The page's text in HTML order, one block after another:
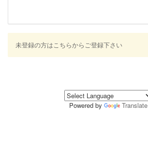
未登録の方はこちらからご登録下さい
Powered by Translate